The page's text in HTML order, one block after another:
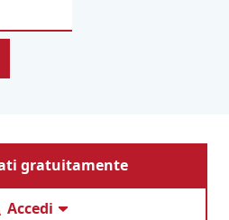
gratuitamente
Accedi